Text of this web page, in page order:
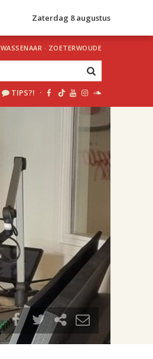
Zaterdag 8 augustus
WASSENAAR · ZOETERWOUDE
TIPS?! ·
uur 1 van 2
Volgend uur